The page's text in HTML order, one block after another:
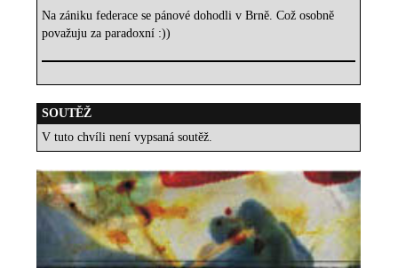
Na zániku federace se pánové dohodli v Brně. Což osobně
považuju za paradoxní :))
SOUTĚŽ
V tuto chvíli není vypsaná soutěž.